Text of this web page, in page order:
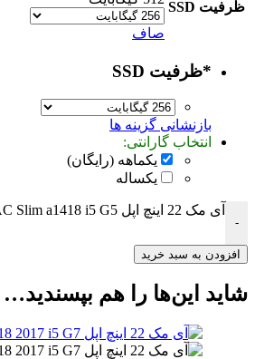
ظرفیت SSD
صاف
*ظرفیت SSD
بازنشانی گزینه ها
انتخاب گارانتی:
یکماهه (رایگان)
یکساله
-
آی مک 22 اینچ اپل iMAC Slim a1418 i5 G5 عدد
افزودن به سبد خرید
شاید این‌ها را هم بپسندید…